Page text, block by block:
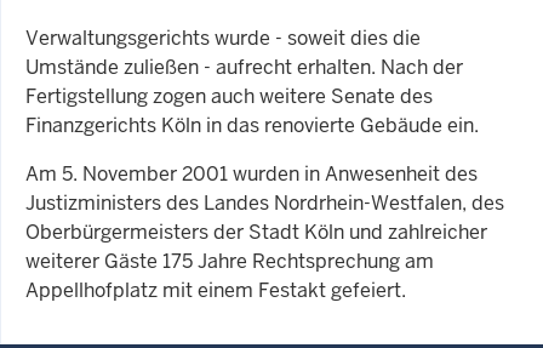
Verwaltungsgerichts wurde - soweit dies die
Umstände zuließen - aufrecht erhalten. Nach der
Fertigstellung zogen auch weitere Senate des
Finanzgerichts Köln in das renovierte Gebäude ein.
Am 5. November 2001 wurden in Anwesenheit des
Justizministers des Landes Nordrhein-Westfalen, des
Oberbürgermeisters der Stadt Köln und zahlreicher
weiterer Gäste 175 Jahre Rechtsprechung am
Appellhofplatz mit einem Festakt gefeiert.